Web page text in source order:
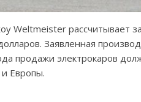
Weltmeister рассчитывает
Заявленная
продажи электрокаров
Европы.